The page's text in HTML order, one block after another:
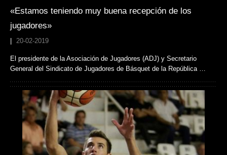
«Estamos teniendo muy buena recepción de los
jugadores»
20-02-2019
El presidente de la Asociación de Jugadores (ADJ) y Secretario
General del Sindicato de Jugadores de Básquet de la República …